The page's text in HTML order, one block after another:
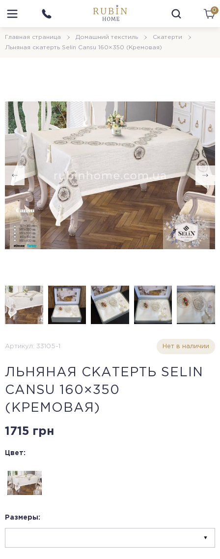
0
Главная страница Домашний текстиль
Скатерти
Льняная скатерть Selin Cansu 160×350 (Кремовая)
Артикул: 33105-1 Нет в наличии
ЛЬНЯНАЯ СКАТЕРТЬ SELIN
CANSU 160×350
(КРЕМОВАЯ)
1715 грн
Цвет:
Размеры: